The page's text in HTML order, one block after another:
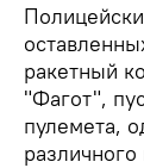
ракетный
"Фагот",
пулемета,